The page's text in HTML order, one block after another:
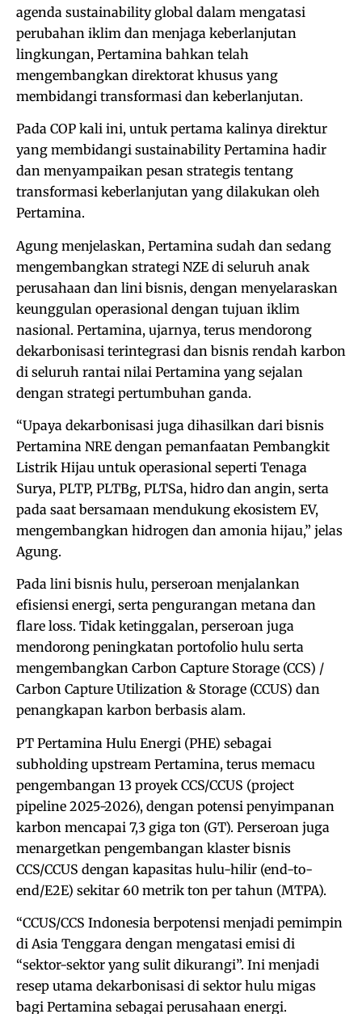
agenda sustainability global dalam mengatasi
perubahan iklim dan menjaga keberlanjutan
lingkungan, Pertamina bahkan telah
mengembangkan direktorat khusus yang
membidangi transformasi dan keberlanjutan.
Pada COP kali ini, untuk pertama kalinya direktur
yang membidangi sustainability Pertamina hadir
dan menyampaikan pesan strategis tentang
transformasi keberlanjutan yang dilakukan oleh
Pertamina.
Agung menjelaskan, Pertamina sudah dan sedang
mengembangkan strategi NZE di seluruh anak
perusahaan dan lini bisnis, dengan menyelaraskan
keunggulan operasional dengan tujuan iklim
nasional. Pertamina, ujarnya, terus mendorong
dekarbonisasi terintegrasi dan bisnis rendah karbon
di seluruh rantai nilai Pertamina yang sejalan
dengan strategi pertumbuhan ganda.
“Upaya dekarbonisasi juga dihasilkan dari bisnis
Pertamina NRE dengan pemanfaatan Pembangkit
Listrik Hijau untuk operasional seperti Tenaga
Surya, PLTP, PLTBg, PLTSa, hidro dan angin, serta
pada saat bersamaan mendukung ekosistem EV,
mengembangkan hidrogen dan amonia hijau,” jelas
Agung.
Pada lini bisnis hulu, perseroan menjalankan
efisiensi energi, serta pengurangan metana dan
flare loss. Tidak ketinggalan, perseroan juga
mendorong peningkatan portofolio hulu serta
mengembangkan Carbon Capture Storage (CCS) /
Carbon Capture Utilization & Storage (CCUS) dan
penangkapan karbon berbasis alam.
PT Pertamina Hulu Energi (PHE) sebagai
subholding upstream Pertamina, terus memacu
pengembangan 13 proyek CCS/CCUS (project
pipeline 2025-2026), dengan potensi penyimpanan
karbon mencapai 7,3 giga ton (GT). Perseroan juga
menargetkan pengembangan klaster bisnis
CCS/CCUS dengan kapasitas hulu-hilir (end-to-
end/E2E) sekitar 60 metrik ton per tahun (MTPA).
“CCUS/CCS Indonesia berpotensi menjadi pemimpin
di Asia Tenggara dengan mengatasi emisi di
“sektor-sektor yang sulit dikurangi”. Ini menjadi
resep utama dekarbonisasi di sektor hulu migas
bagi Pertamina sebagai perusahaan energi.